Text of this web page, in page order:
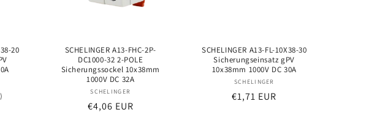
20
SCHELINGER A13-FHC-2P-
DC1000-32 2-POLE
Sicherungssockel 10x38mm
1000V DC 32A
Anbieter:
SCHELINGER
Normaler
€4,06 EUR
SCHELINGER A13-FL-10X38-30
Sicherungseinsatz gPV
10x38mm 1000V DC 30A
Anbieter:
SCHELINGER
Normaler
€1,71 EUR